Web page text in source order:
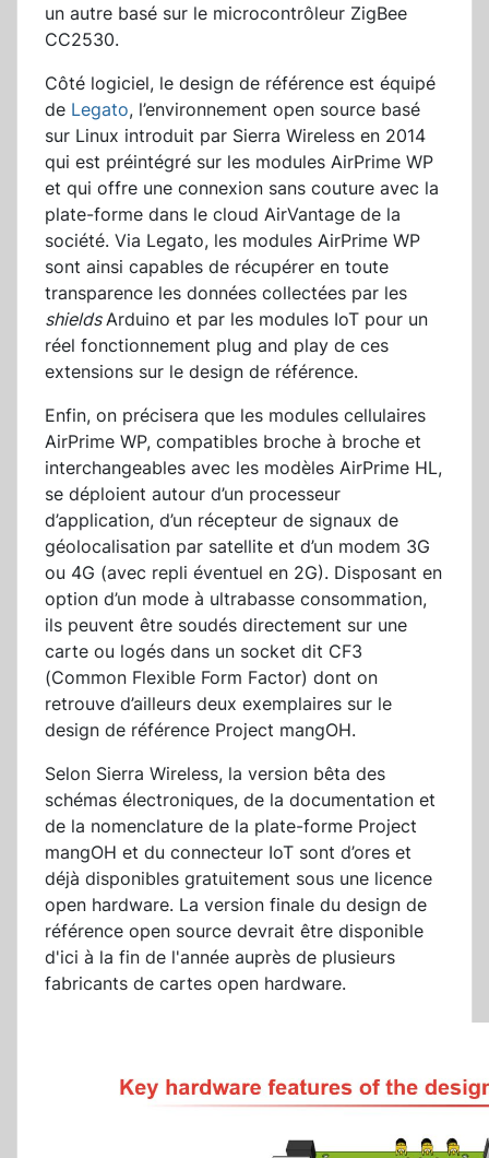
un autre basé sur le microcontrôleur ZigBee
CC2530.
Côté logiciel, le design de référence est équipé
de Legato, l’environnement open source basé
sur Linux introduit par Sierra Wireless en 2014
qui est préintégré sur les modules AirPrime WP
et qui offre une connexion sans couture avec la
plate-forme dans le cloud AirVantage de la
société. Via Legato, les modules AirPrime WP
sont ainsi capables de récupérer en toute
transparence les données collectées par les
shieldsArduino et par les modules IoT pour un
réel fonctionnement plug and play de ces
extensions sur le design de référence.
Enfin, on précisera que les modules cellulaires
AirPrime WP, compatibles broche à broche et
interchangeables avec les modèles AirPrime HL,
se déploient autour d’un processeur
d’application, d’un récepteur de signaux de
géolocalisation par satellite et d’un modem 3G
ou 4G (avec repli éventuel en 2G). Disposant en
option d’un mode à ultrabasse consommation,
ils peuvent être soudés directement sur une
carte ou logés dans un socket dit CF3
(Common Flexible Form Factor) dont on
retrouve d’ailleurs deux exemplaires sur le
design de référence Project mangOH.
Selon Sierra Wireless, la version bêta des
schémas électroniques, de la documentation et
de la nomenclature de la plate-forme Project
mangOH et du connecteur IoT sont d’ores et
déjà disponibles gratuitement sous une licence
open hardware. La version finale du design de
référence open source devrait être disponible
d'ici à la fin de l'année auprès de plusieurs
fabricants de cartes open hardware.